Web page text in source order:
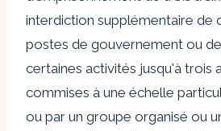
interdiction supplémentaire de
postes de gouvernement ou
certaines activités jusqu'à trois
commises à une échelle
ou par un groupe organisé ou